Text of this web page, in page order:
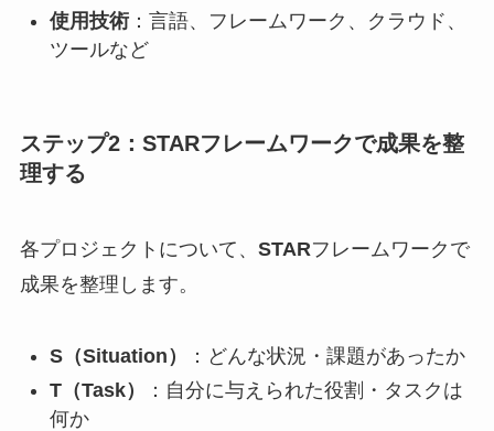
使用技術：言語、フレームワーク、クラウド、
ツールなど
ステップ2：STARフレームワークで成果を整
理する
各プロジェクトについて、 STARフレームワークで
成果を整理します。
S（Situation）
：どんな状況・課題があったか
T（Task）
：自分に与えられた役割・タスクは
何か